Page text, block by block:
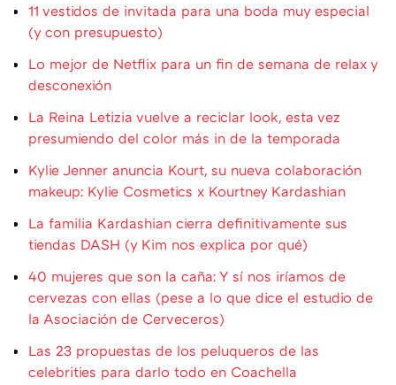
11 vestidos de invitada para una boda muy especial
(y con presupuesto)
Lo mejor de Netflix para un fin de semana de relax y
desconexión
La Reina Letizia vuelve a reciclar look, esta vez
presumiendo del color más in de la temporada
Kylie Jenner anuncia Kourt, su nueva colaboración
makeup: Kylie Cosmetics x Kourtney Kardashian
La familia Kardashian cierra definitivamente sus
tiendas DASH (y Kim nos explica por qué)
40 mujeres que son la caña: Y sí nos iríamos de
cervezas con ellas (pese a lo que dice el estudio de
la Asociación de Cerveceros)
Las 23 propuestas de los peluqueros de las
celebrities para darlo todo en Coachella